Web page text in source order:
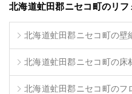
北海道虻田郡ニセコ町のリ
北海道虻田郡ニセコ町の壁
北海道虻田郡ニセコ町の床
北海道虻田郡ニセコ町のフ